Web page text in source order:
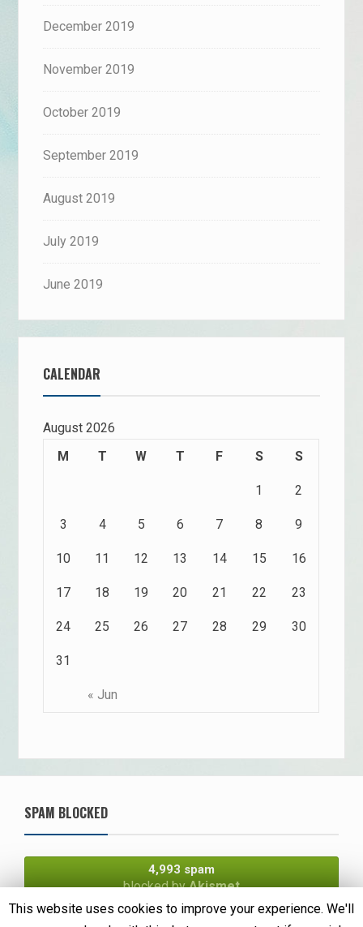
December 2019
November 2019
October 2019
September 2019
August 2019
July 2019
June 2019
CALENDAR
August 2026
M
T W T F S S
« Jun
1 2
3 4 5 6 7 8 9
10 11 12 13 14 15 16
17 18 19 20 21 22 23
24 25 26 27 28 29 30
31
SPAM BLOCKED
4,993 spam
blocked byAkismet
This website uses cookies to improve your experience. We'll